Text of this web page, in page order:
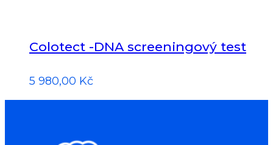
Colotect -DNA screeningový test
5 980,00 Kč